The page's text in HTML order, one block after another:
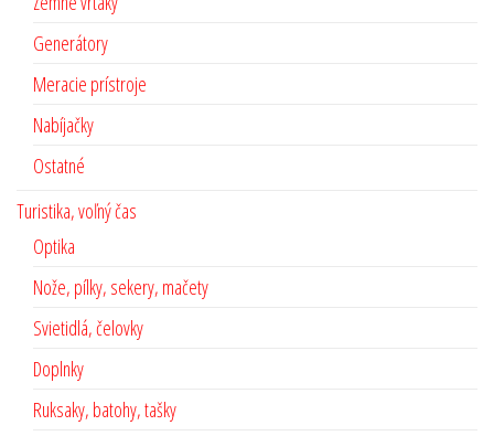
Generátory
Meracie prístroje
Nabíjačky
Ostatné
Turistika, voľný čas
Optika
Nože, pílky, sekery, mačety
Svietidlá, čelovky
Doplnky
Ruksaky, batohy, tašky